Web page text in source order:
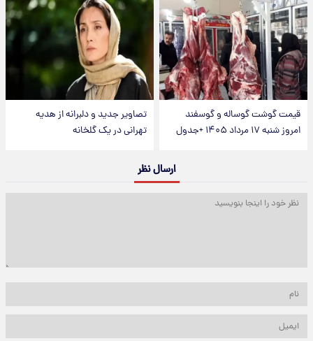
قیمت گوشت گوساله و گوسفند
امروز شنبه ۱۷ مرداد ۱۴۰۵ +جدول
تصاویر جدید و دلبرانه از هدیه
تهرانی در یک گلخانه
ارسال نظر